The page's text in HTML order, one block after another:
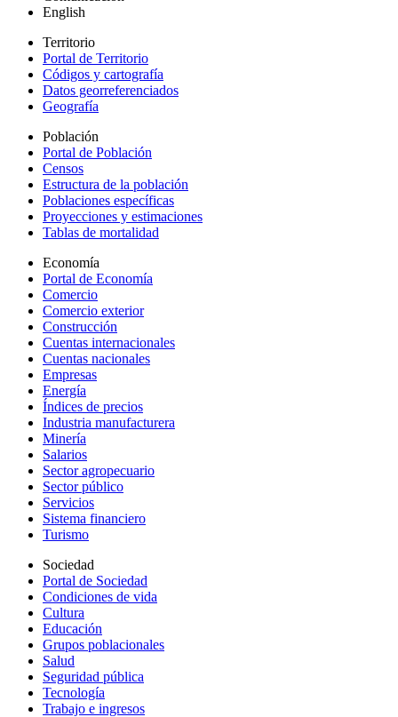
English
Territorio
Portal de Territorio
Códigos y cartografía
Datos georreferenciados
Geografía
Población
Portal de Población
Censos
Estructura de la población
Poblaciones específicas
Proyecciones y estimaciones
Tablas de mortalidad
Economía
Portal de Economía
Comercio
Comercio exterior
Construcción
Cuentas internacionales
Cuentas nacionales
Empresas
Energía
Índices de precios
Industria manufacturera
Minería
Salarios
Sector agropecuario
Sector público
Servicios
Sistema financiero
Turismo
Sociedad
Portal de Sociedad
Condiciones de vida
Cultura
Educación
Grupos poblacionales
Salud
Seguridad pública
Tecnología
Trabajo e ingresos